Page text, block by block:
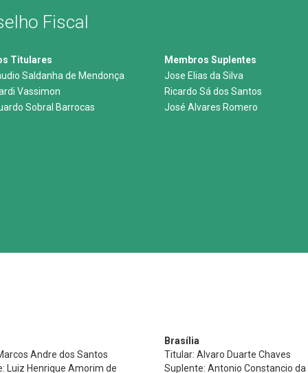
Fiscal
Titulares
Saldanha de Mendonça
Vassimon
Sobral Barrocas
Membros Suplentes
Jose Elias da Silva
Ricardo Sá dos Santos
José Alvares Romero
Andre dos Santos
Luiz Henrique Amorim de
Brasília
Titular: Alvaro Duarte Chaves
Suplente: Antonio Constancio da